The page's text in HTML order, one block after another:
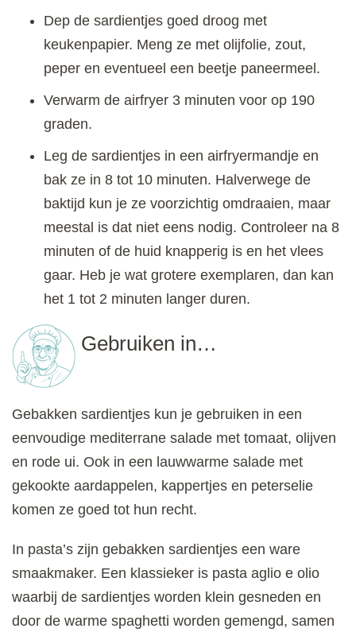
Dep de sardientjes goed droog met
keukenpapier. Meng ze met olijfolie, zout,
peper en eventueel een beetje paneermeel.
Verwarm de airfryer 3 minuten voor op 190
graden.
Leg de sardientjes in een airfryermandje en
bak ze in 8 tot 10 minuten. Halverwege de
baktijd kun je ze voorzichtig omdraaien, maar
meestal is dat niet eens nodig. Controleer na 8
minuten of de huid knapperig is en het vlees
gaar. Heb je wat grotere exemplaren, dan kan
het 1 tot 2 minuten langer duren.
Gebruiken in…
Gebakken sardientjes kun je gebruiken in een
eenvoudige mediterrane salade met tomaat, olijven
en rode ui. Ook in een lauwwarme salade met
gekookte aardappelen, kappertjes en peterselie
komen ze goed tot hun recht.
In pasta’s zijn gebakken sardientjes een ware
smaakmaker. Een klassieker is pasta aglio e olio
waarbij de sardientjes worden klein gesneden en
door de warme spaghetti worden gemengd, samen